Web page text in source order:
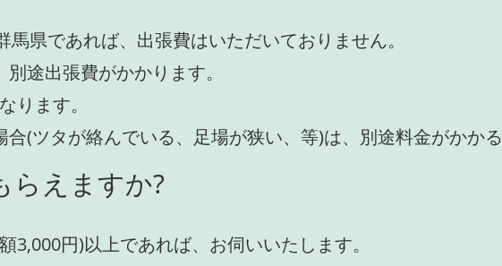
県であれば、出張費はいただいておりません。
途出張費がかかります。
ります。
(ツタが絡んでいる、足場が狭い、等)は、別途料金がかかる
らえますか?
3,000円)以上であれば、お伺いいたします。